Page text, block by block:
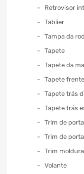
Retrovisor
Tablier
Tampa da
Tapete
Tapete da
Tapete
Tapete trás
Tapete trás
Trim de
Trim de
Trim
Volante